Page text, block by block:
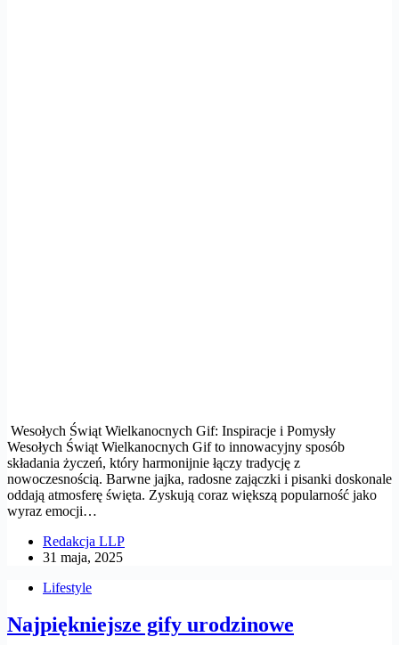
Wesołych Świąt Wielkanocnych Gif: Inspiracje i Pomysły
Wesołych Świąt Wielkanocnych Gif to innowacyjny sposób
składania życzeń, który harmonijnie łączy tradycję z
nowoczesnością. Barwne jajka, radosne zajączki i pisanki doskonale
oddają atmosferę święta. Zyskują coraz większą popularność jako
wyraz emocji…
Redakcja LLP
31 maja, 2025
Lifestyle
Najpiękniejsze gify urodzinowe